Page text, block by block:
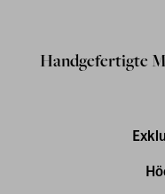
Handgefertigte